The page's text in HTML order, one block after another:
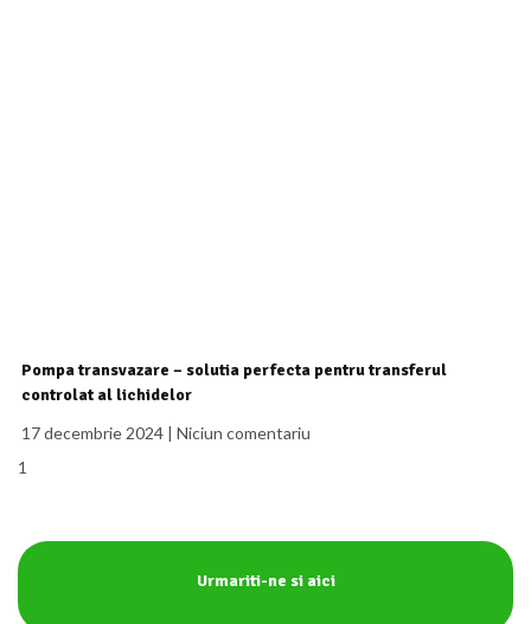
Pompa transvazare – solutia perfecta pentru transferul
controlat al lichidelor
17 decembrie 2024
Niciun comentariu
Urmariti-ne si aici